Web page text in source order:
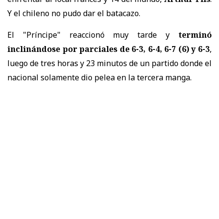
Y el chileno no pudo dar el batacazo.
El "Príncipe" reaccionó muy tarde y terminó
inclinándose por parciales de 6-3, 6-4, 6-7 (6) y 6-3,
luego de tres horas y 23 minutos de un partido donde el
nacional solamente dio pelea en la tercera manga.